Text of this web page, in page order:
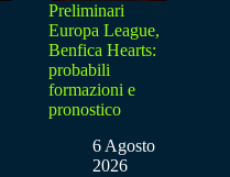
Preliminari
Europa League,
Benfica Hearts:
probabili
formazioni e
pronostico
6 Agosto
2026